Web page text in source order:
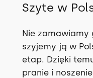
Szyte w
Nie
szyjemy ją w
etap. Dzięki
pranie i